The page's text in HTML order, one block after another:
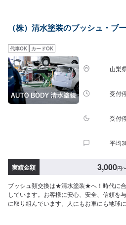
に貢献できる会社を目指します
だければ作業開始【4】仕上がり次第納車⚫
ス・修理】ご希望の施工内容をオファー備
スムーズにご案内が可能です。また、ブレ
の不具合の詳細も併せてご入力ください。
実修理や車検整備などのアフターフォロー
ンスもKaZuは充実しています。ちょっとお
お気軽にご相談ください。お客様のお車の
について無料代車をご用意しております。
す。【定休日・営業時間】定休日：水曜日
（株）清水塗装のブッシュ・ブ
代車OK カードOK
山梨
受付
受付
平均
実績金額 3,000円
ブッシュ類交換は★清水塗装★へ！時代に
しています。お客様に安心、安全、信頼を
に取り組んでいます。人にもお車にも地球